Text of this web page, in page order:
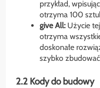
przykład, wpisując
otrzyma 100
give All:Użycie
otrzyma
doskonałe
szybko
2.2 Kody do budowy